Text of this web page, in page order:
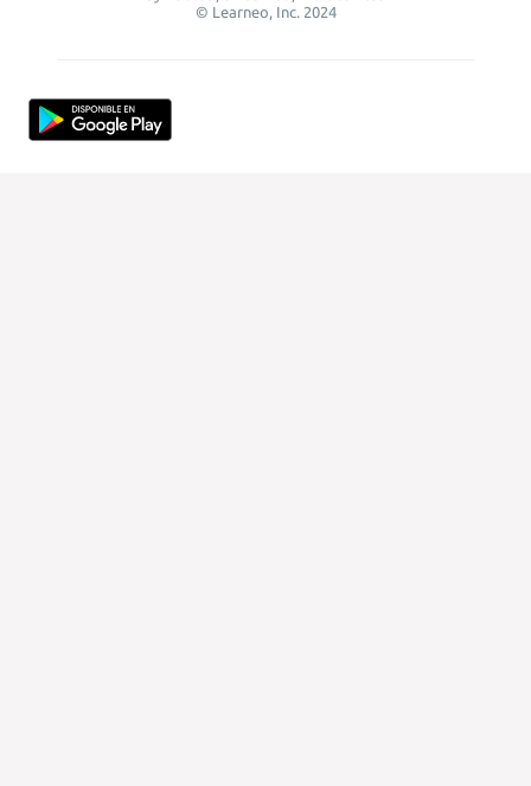
© Learneo, Inc. 2024